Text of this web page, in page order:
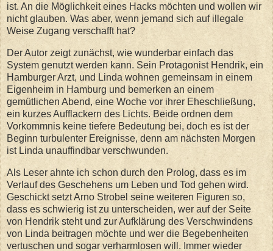
ist. An die Möglichkeit eines Hacks möchten und wollen wir
nicht glauben. Was aber, wenn jemand sich auf illegale
Weise Zugang verschafft hat?
Der Autor zeigt zunächst, wie wunderbar einfach das
System genutzt werden kann. Sein Protagonist Hendrik, ein
Hamburger Arzt, und Linda wohnen gemeinsam in einem
Eigenheim in Hamburg und bemerken an einem
gemütlichen Abend, eine Woche vor ihrer Eheschließung,
ein kurzes Aufflackern des Lichts. Beide ordnen dem
Vorkommnis keine tiefere Bedeutung bei, doch es ist der
Beginn turbulenter Ereignisse, denn am nächsten Morgen
ist Linda unauffindbar verschwunden.
Als Leser ahnte ich schon durch den Prolog, dass es im
Verlauf des Geschehens um Leben und Tod gehen wird.
Geschickt setzt Arno Strobel seine weiteren Figuren so,
dass es schwierig ist zu unterscheiden, wer auf der Seite
von Hendrik steht und zur Aufklärung des Verschwindens
von Linda beitragen möchte und wer die Begebenheiten
vertuschen und sogar verharmlosen will. Immer wieder